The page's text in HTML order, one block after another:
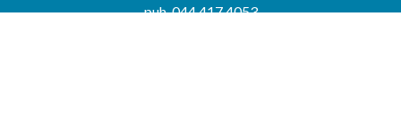
puh. 044 417 4053